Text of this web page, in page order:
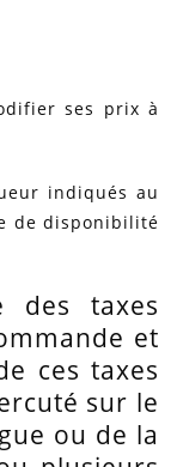
ses prix à
indiqués au
de disponibilité
des taxes
et
ces taxes
sur le
ou de la